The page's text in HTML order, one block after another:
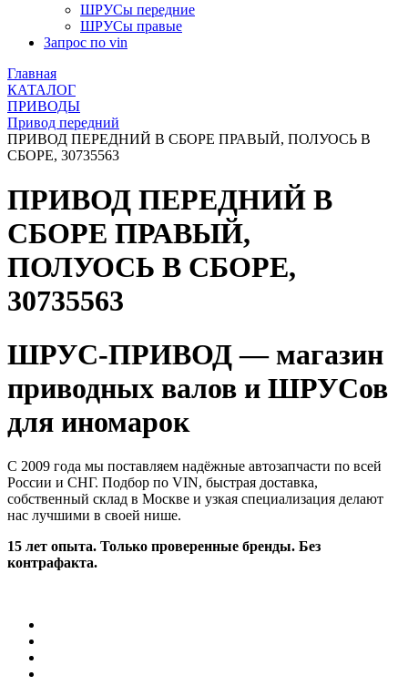
ШРУСы передние
ШРУСы правые
Запрос по vin
Главная
КАТАЛОГ
ПРИВОДЫ
Привод передний
ПРИВОД ПЕРЕДНИЙ В СБОРЕ ПРАВЫЙ, ПОЛУОСЬ В
СБОРЕ, 30735563
ПРИВОД ПЕРЕДНИЙ В
СБОРЕ ПРАВЫЙ,
ПОЛУОСЬ В СБОРЕ,
30735563
ШРУС-ПРИВОД — магазин
приводных валов и ШРУСов
для иномарок
С 2009 года мы поставляем надёжные автозапчасти по всей
России и СНГ. Подбор по VIN, быстрая доставка,
собственный склад в Москве и узкая специализация делают
нас лучшими в своей нише.
15 лет опыта. Только проверенные бренды. Без
контрафакта.